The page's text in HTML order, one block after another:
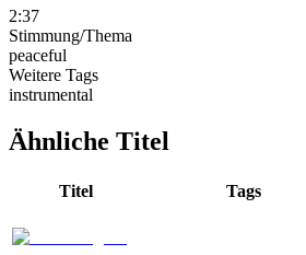
2:37
Stimmung/Thema
peaceful
Weitere Tags
instrumental
Ähnliche Titel
Titel Tags